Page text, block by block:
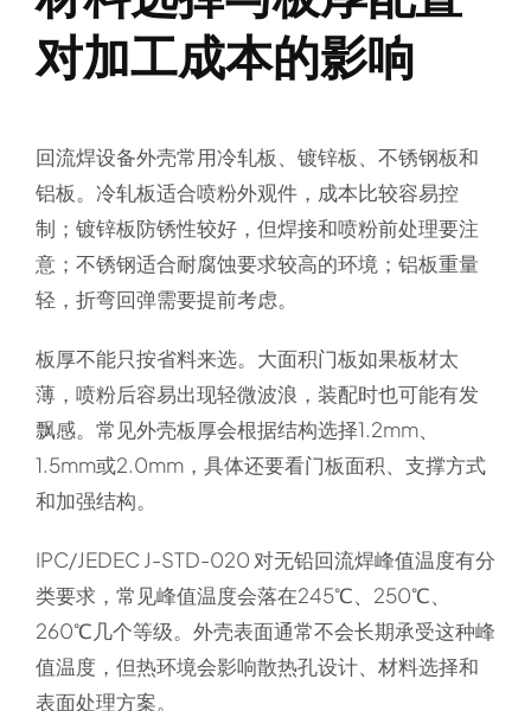
对加工成本的影响
回流焊设备外壳常用冷轧板、镀锌板、不锈钢板和
铝板。冷轧板适合喷粉外观件，成本比较容易控
制；镀锌板防锈性较好，但焊接和喷粉前处理要注
意；不锈钢适合耐腐蚀要求较高的环境；铝板重量
轻，折弯回弹需要提前考虑。
板厚不能只按省料来选。大面积门板如果板材太
薄，喷粉后容易出现轻微波浪，装配时也可能有发
飘感。常见外壳板厚会根据结构选择1.2mm、
1.5mm或2.0mm，具体还要看门板面积、支撑方式
和加强结构。
IPC/JEDEC J-STD-020 对无铅回流焊峰值温度有分
类要求，常见峰值温度会落在245℃、250℃、
260℃几个等级。外壳表面通常不会长期承受这种峰
值温度，但热环境会影响散热孔设计、材料选择和
表面处理方案。